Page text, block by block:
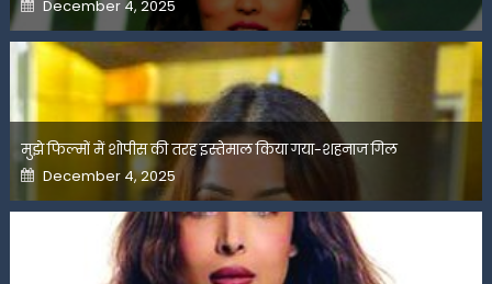
on
December 4, 2025
मुझे फिल्मों में शोपीस की तरह इस्तेमाल किया गया-शहनाज गिल
Posted
on
December 4, 2025